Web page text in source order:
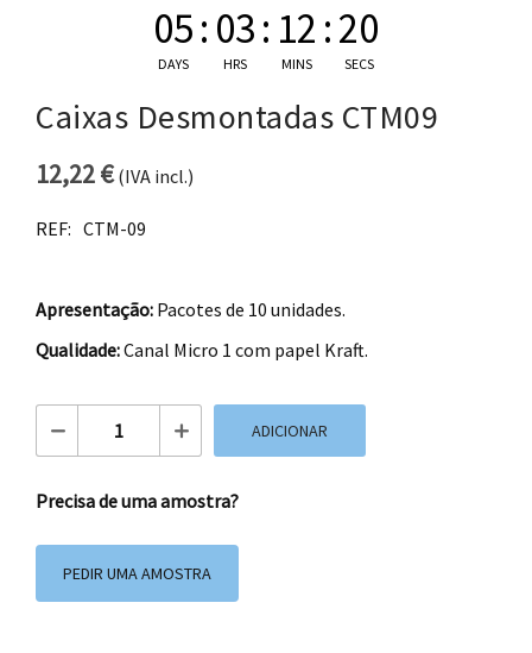
05
DAYS
: 03
HRS
: 12
MINS
:20
SECS
Caixas Desmontadas CTM09
12,22€(IVA incl.)
REF: CTM-09
Apresentação: Pacotes de 10 unidades.
Qualidade:Canal Micro 1 com papel Kraft.
ADICIONAR
Precisa de uma amostra?
PEDIR UMA AMOSTRA